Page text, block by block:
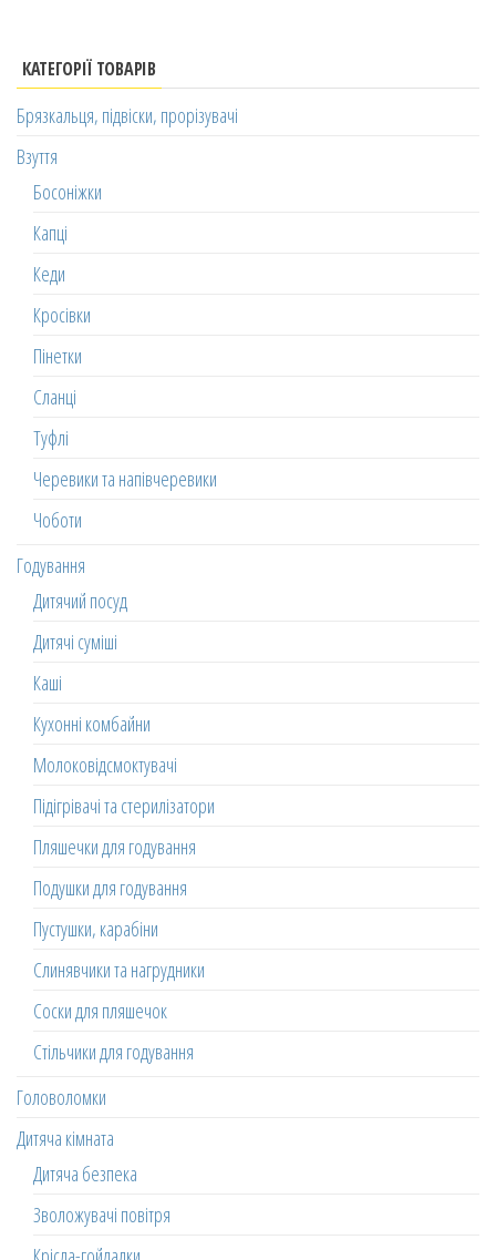
КАТЕГОРІЇ ТОВАРІВ
Брязкальця, підвіски, прорізувачі
Взуття
Босоніжки
Капці
Кеди
Кросівки
Пінетки
Сланці
Туфлі
Черевики та напівчеревики
Чоботи
Годування
Дитячий посуд
Дитячі суміші
Каші
Кухонні комбайни
Молоковідсмоктувачі
Підігрівачі та стерилізатори
Пляшечки для годування
Подушки для годування
Пустушки, карабіни
Слинявчики та нагрудники
Соски для пляшечок
Стільчики для годування
Головоломки
Дитяча кімната
Дитяча безпека
Зволожувачі повітря